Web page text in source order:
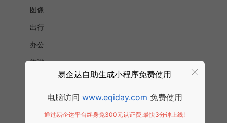
图像
出行
办公
旅游
易企达自助生成小程序免费使用
电脑访问 www.eqiday.com 免费使用
通过易企达平台终身免300元认证费,最快3分钟上线!